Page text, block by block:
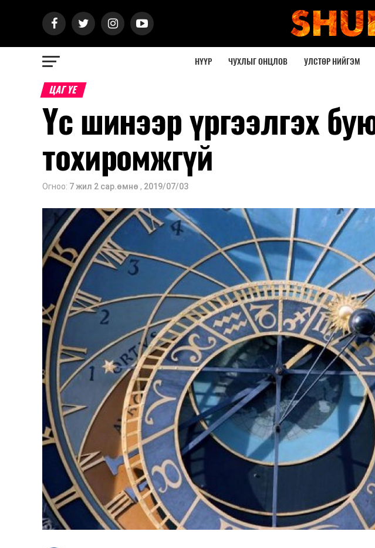
НҮҮР ЧУХЛЫГ ОНЦЛОВ УЛСТӨР НИЙГЭМ
ЦАГ ҮЕ
Үс шинээр үргээлгэх
тохиромжгүй
Огноо: 7 жил 2 сар.өмнө , 2019/07/03